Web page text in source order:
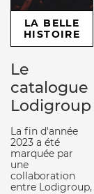
LA BELLE
HISTOIRE
Le
catalogue
Lodigroup
La fin d'année
2023 a été
marquée par
une
collaboration
entre Lodigroup,